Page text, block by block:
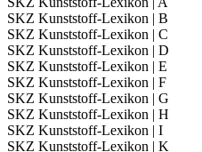
SKZ Kunststoff-Lexikon | B
SKZ Kunststoff-Lexikon | C
SKZ Kunststoff-Lexikon | D
SKZ Kunststoff-Lexikon | E
SKZ Kunststoff-Lexikon | F
SKZ Kunststoff-Lexikon | G
SKZ Kunststoff-Lexikon | H
SKZ Kunststoff-Lexikon | I
SKZ Kunststoff-Lexikon | K